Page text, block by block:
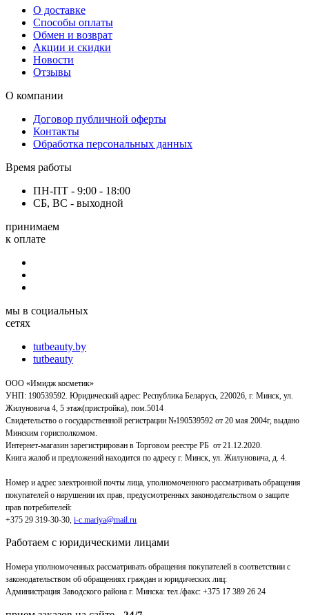
О доставке
Способы оплаты
Обмен и возврат
Акции и скидки
Новости
Отзывы
О компании
Договор публичной оферты
Контакты
Обработка персональных данных
Время работы
ПН-ПТ - 9:00 - 18:00
СБ, ВС - выходной
принимаем
к оплате
мы в социальных
сетях
tutbeauty.by
tutbeauty
ООО «Имидж косметик»
УНП: 190539592. Юридический адрес: Республика Беларусь, 220026, г. Минск, ул.
Жилуновича 4, 5 этаж(пристройка), пом.5014
Свидетельство о государственной регистрации №190539592 от 20 мая 2004г, выдано
Минским горисполкомом.
Интернет-магазин зарегистрирован в Торговом реестре РБ от 21.12.2020.
Книга жалоб и предложений находится по адресу г. Минск, ул. Жилуновича, д. 4.
Номер и адрес электронной почты лица, уполномоченного рассматривать обращения
покупателей о нарушении их прав, предусмотренных законодательством о защите
прав потребителей:
+375 29 319-30-30, i-c.mariya@mail.ru
Работаем с юридическими лицами
Номера уполномоченных рассматривать обращения покупателей в соответствии с
законодательством об обращениях граждан и юридических лиц:
Администрация Заводского района г. Минска: тел./факс: +375 17 389 26 24